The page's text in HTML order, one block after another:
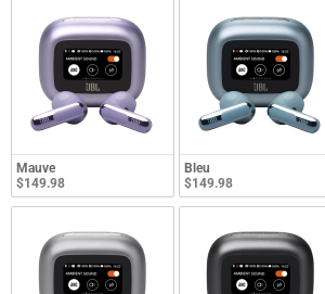
Mauve
$149.98
Bleu
$149.98